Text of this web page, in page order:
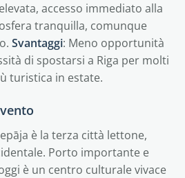
accesso immediato alla
tranquilla, comunque
Svantaggi: Meno opportunità
di spostarsi a Riga per molti
turistica in estate.
è la terza città lettone,
Porto importante e
è un centro culturale vivace